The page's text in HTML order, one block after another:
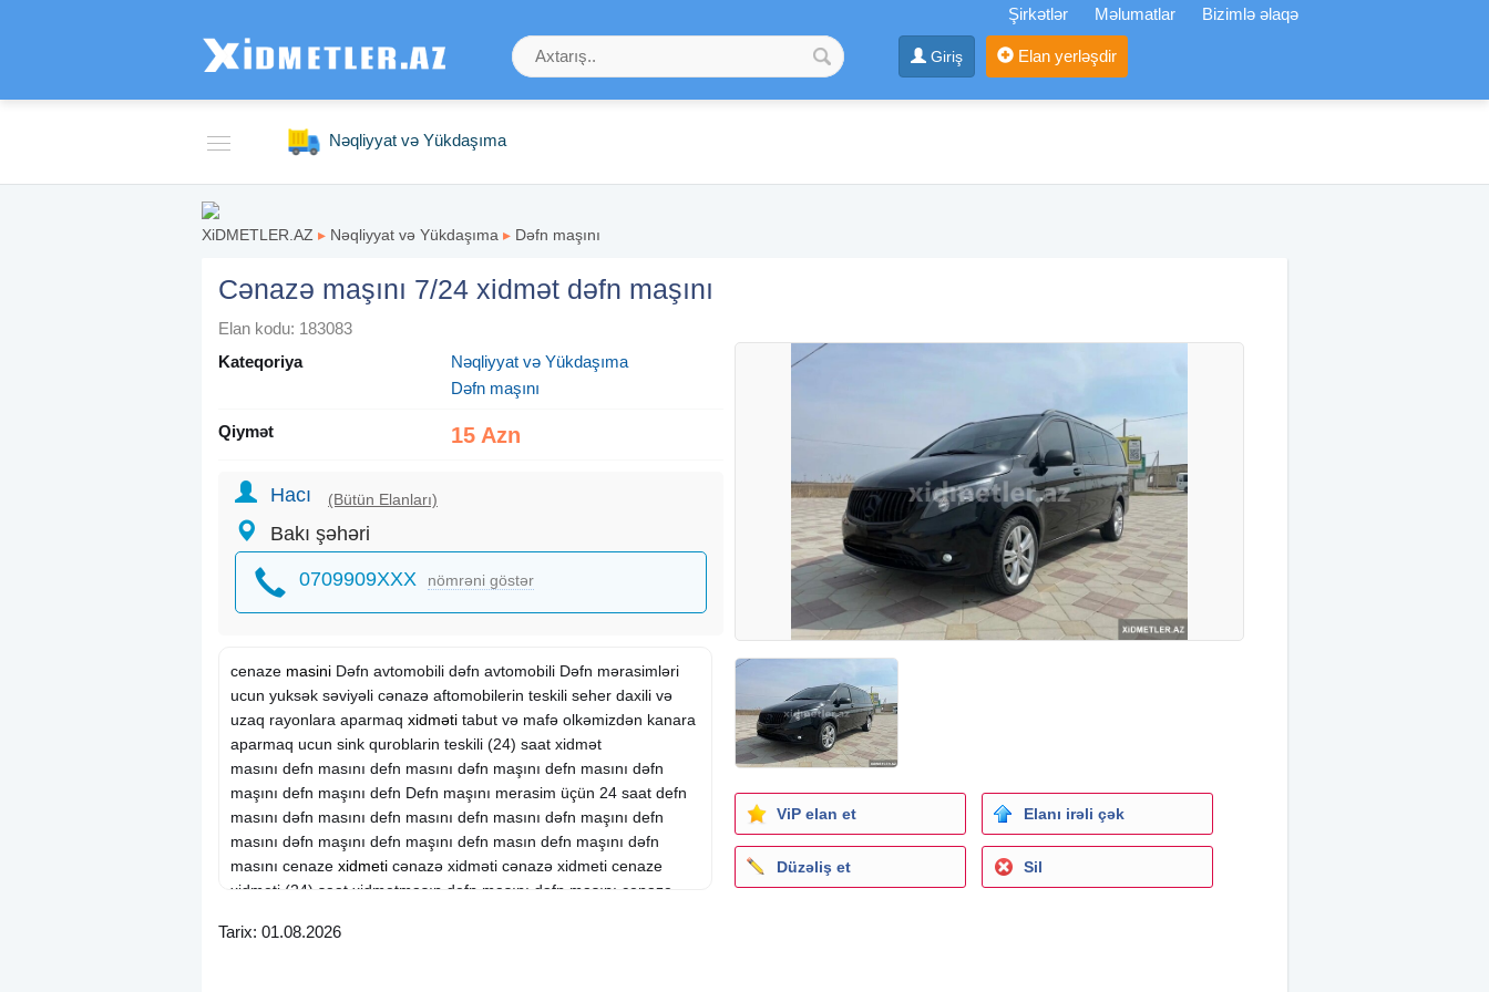
Şirkətlər Məlumatlar Bizimlə əlaqə
Giriş Elan yerləşdir
Nəqliyyat və Yükdaşıma
XiDMETLER.AZ ▸ Nəqliyyat və Yükdaşıma ▸ Dəfn maşını
Cənazə maşını 7/24 xidmət dəfn maşını
Elan kodu: 183083
Kateqoriya
Nəqliyyat və Yükdaşıma
Dəfn maşını
Qiymət 15 Azn
Hacı (Bütün Elanları)
Bakı şəhəri
0709909XXX nömrəni göstər
cenaze masini Dəfn avtomobili dəfn avtomobili Dəfn mərasimləri
ucun yuksək səviyəli cənazə aftomobilerin teskili seher daxili və
uzaq rayonlara aparmaq xidməti tabut və mafə olkəmizdən kanara
aparmaq ucun sink quroblarin teskili (24) saat xidmət
masını defn masını defn masını dəfn maşını defn masını dəfn
maşını defn maşını defn Defn maşını merasim üçün 24 saat defn
masını dəfn masını defn masını defn masını dəfn maşını defn
masını dəfn maşını defn maşını defn masın defn maşını dəfn
masını cenaze xidmeti cənazə xidməti cənazə xidmeti cenaze
xidmeti (24) saat xidmetmasın defn maşını dəfn masını cenaze
masın, merasım masını, katavalka,
Tarix: 01.08.2026
ViP elan et Elanı irəli çək
Düzəliş et Sil